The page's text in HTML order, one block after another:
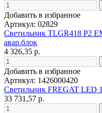
Добавить в избранное
Артикул: 02829
Светильник TLGR418 P2
авар.блок
4 326,35 р.
Добавить в избранное
Артикул: 1426000420
Светильник FREGAT LED
33 731,57 р.